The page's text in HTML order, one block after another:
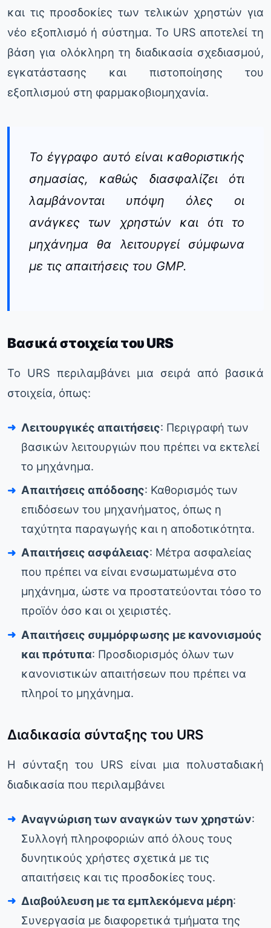
και τις προσδοκίες των τελικών χρηστών για
νέο εξοπλισμό ή σύστημα. Το URS αποτελεί τη
βάση για ολόκληρη τη διαδικασία σχεδιασμού,
εγκατάστασης και πιστοποίησης του
εξοπλισμού στη φαρμακοβιομηχανία.
Το έγγραφο αυτό είναι καθοριστικής
σημασίας, καθώς διασφαλίζει ότι
λαμβάνονται υπόψη όλες οι
ανάγκες των χρηστών και ότι το
μηχάνημα θα λειτουργεί σύμφωνα
με τις απαιτήσεις του GMP.
Βασικά στοιχεία του URS
Το URS περιλαμβάνει μια σειρά από βασικά
στοιχεία, όπως:
Λειτουργικές απαιτήσεις: Περιγραφή των
βασικών λειτουργιών που πρέπει να εκτελεί
το μηχάνημα.
Απαιτήσεις απόδοσης: Καθορισμός των
επιδόσεων του μηχανήματος, όπως η
ταχύτητα παραγωγής και η αποδοτικότητα.
Απαιτήσεις ασφάλειας: Μέτρα ασφαλείας
που πρέπει να είναι ενσωματωμένα στο
μηχάνημα, ώστε να προστατεύονται τόσο το
προϊόν όσο και οι χειριστές.
Απαιτήσεις συμμόρφωσης με κανονισμούς
και πρότυπα: Προσδιορισμός όλων των
κανονιστικών απαιτήσεων που πρέπει να
πληροί το μηχάνημα.
Διαδικασία σύνταξης του URS
Η σύνταξη του URS είναι μια πολυσταδιακή
διαδικασία που περιλαμβάνει
Αναγνώριση των αναγκών των χρηστών:
Συλλογή πληροφοριών από όλους τους
δυνητικούς χρήστες σχετικά με τις
απαιτήσεις και τις προσδοκίες τους.
Διαβούλευση με τα εμπλεκόμενα μέρη:
Συνεργασία με διαφορετικά τμήματα της